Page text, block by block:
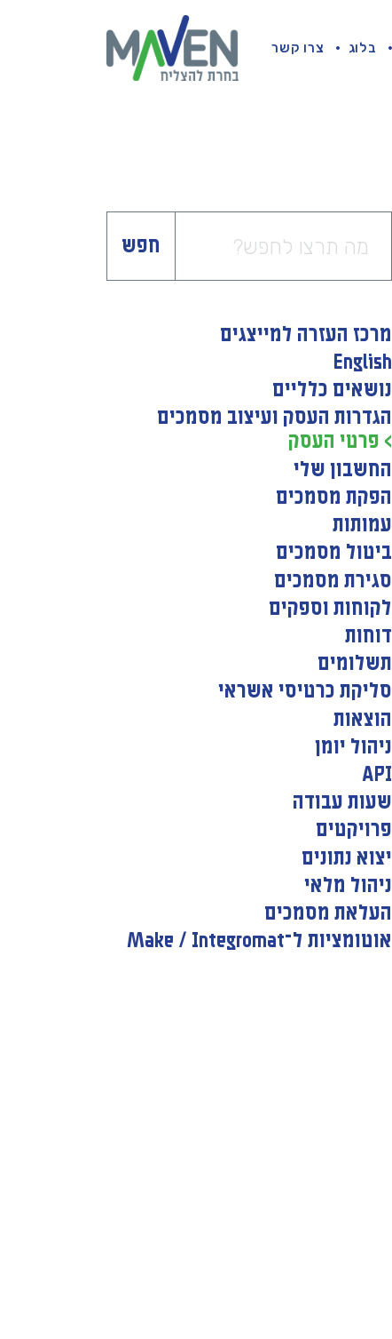
בלוג צרו קשר
חפש
מרכז העזרה למייצגים
English
נושאים כלליים
הגדרות העסק ועיצוב מסמכים
> פרטי העסק
החשבון שלי
הפקת מסמכים
עמותות
ביטול מסמכים
סגירת מסמכים
לקוחות וספקים
דוחות
תשלומים
סליקת כרטיסי אשראי
הוצאות
ניהול יומן
API
שעות עבודה
פרויקטים
יצוא נתונים
ניהול מלאי
העלאת מסמכים
אוטומציות ל־Make / Integromat